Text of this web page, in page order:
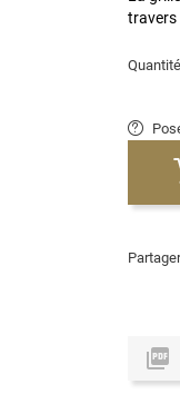
travers
Partager
